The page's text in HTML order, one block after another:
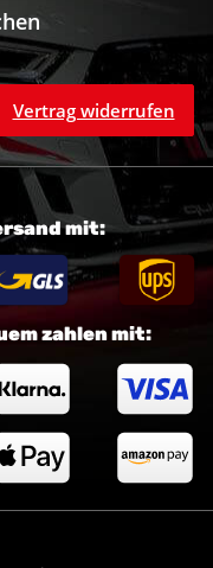
Vertrag widerrufen
zahlen mit:
mit: